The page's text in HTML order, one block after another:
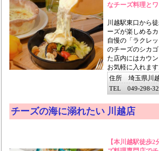
なチーズ料理と
川越駅東口から
ーズが楽しめる
自慢の「ラクレ
のチーズのシカ
た店内にはカウ
お気軽に入れま
住所 埼玉県川
TEL 049-298-
チーズの海に溺れたい 川越店
【本川越駅徒歩